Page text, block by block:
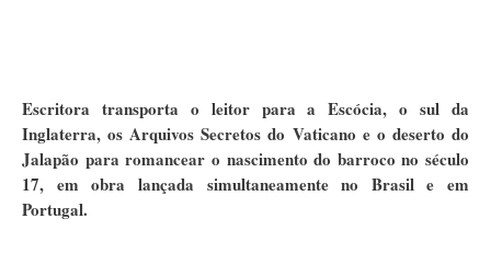
Escritora transporta o leitor para a Escócia, o sul da
Inglaterra, os Arquivos Secretos do Vaticano e o deserto do
Jalapão para romancear o nascimento do barroco no século
17, em obra lançada simultaneamente no Brasil e em
Portugal.